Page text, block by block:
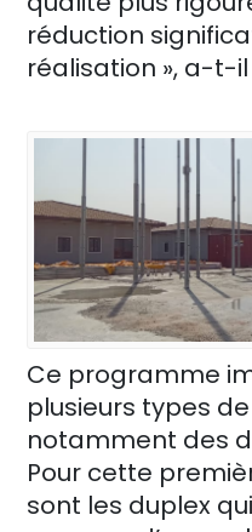
réduction
réalisation », a-t-
Ce programme
plusieurs types
notamment des
Pour cette
sont les duplex